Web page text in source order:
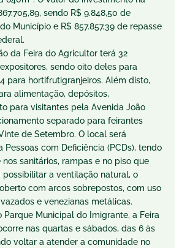
sendo R$ 9.848,50 de
Município e R$ 857.857,39 de repasse
da Feira do Agricultor terá 32
sendo oito deles para
para hortifrutigranjeiros. Além disto,
alimentação, depósitos,
para visitantes pela Avenida João
separado para feirantes
de Setembro. O local será
Pessoas com Deficiência (PCDs), tendo
sanitários, rampas e no piso que
possibilitar a ventilação natural, o
com arcos sobrepostos, com uso
e venezianas metálicas.
Parque Municipal do Imigrante, a Feira
nas quartas e sábados, das 6 às
voltar a atender a comunidade no